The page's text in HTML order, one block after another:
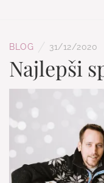
BLOG 31/12/2020
Najlepši